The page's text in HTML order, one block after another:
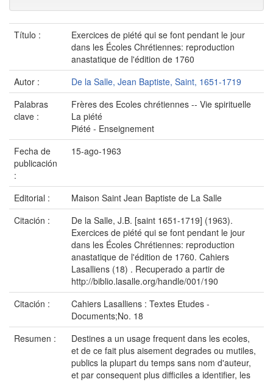
Título :
Exercices de piété qui se font pendant le jour
dans les Écoles Chrétiennes: reproduction
anastatique de l'édition de 1760
Autor :
De la Salle, Jean Baptiste, Saint, 1651-1719
Palabras
clave :
Frères des Ecoles chrétiennes -- Vie spirituelle
La piété
Piété - Enseignement
Fecha de
publicación
:
15-ago-1963
Editorial :
Maison Saint Jean Baptiste de La Salle
Citación :
De la Salle, J.B. [saint 1651-1719] (1963).
Exercices de piété qui se font pendant le jour
dans les Écoles Chrétiennes: reproduction
anastatique de l'édition de 1760. Cahiers
Lasalliens (18) . Recuperado a partir de
http://biblio.lasalle.org/handle/001/190
Citación :
Cahiers Lasalliens : Textes Etudes -
Documents;No. 18
Resumen :
Destines a un usage frequent dans les ecoles,
et de ce fait plus aisement degrades ou mutiles,
publics la plupart du temps sans nom d'auteur,
et par consequent plus difficiles a identifier, les